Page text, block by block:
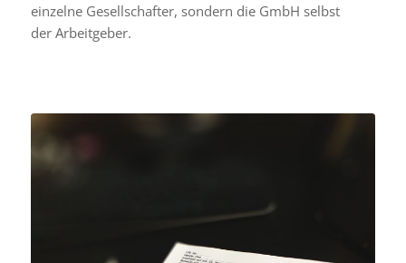
einzelne Gesellschafter, sondern die GmbH selbst
der Arbeitgeber.